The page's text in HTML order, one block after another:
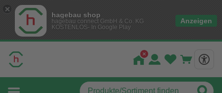
hagebau shop
hagebau connect GmbH & Co. KG
KOSTENLOS- In Google Play
Anzeigen